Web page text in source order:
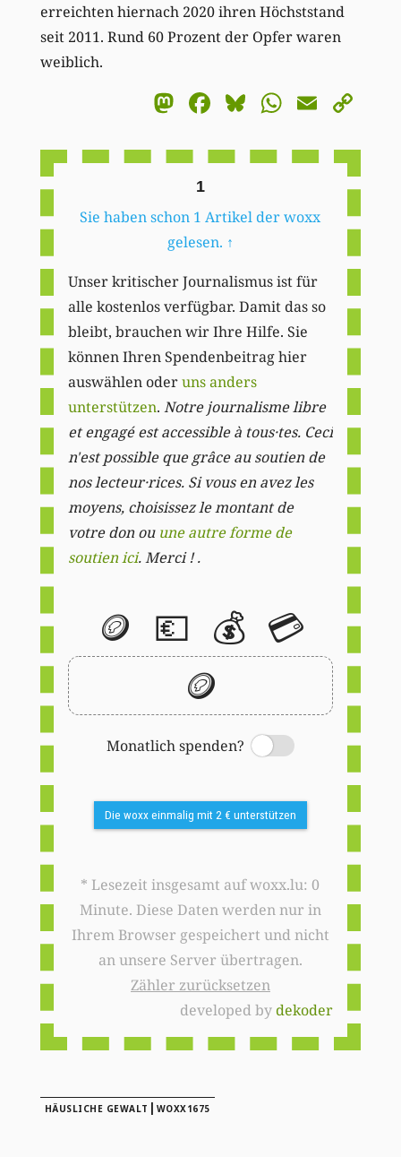
erreichten hiernach 2020 ihren Höchststand
seit 2011. Rund 60 Prozent der Opfer waren
weiblich.
Mastodon
Facebook
BlueskyEmail
1
Sie haben schon 1 Artikel der woxx
gelesen. ↑
Unser kritischer Journalismus ist für
alle kostenlos verfügbar. Damit das so
bleibt, brauchen wir Ihre Hilfe. Sie
können Ihren Spendenbeitrag hier
auswählen oderuns anders
unterstützen. Notre journalisme libre
et engagé est accessible à tous·tes. Ceci
n'est possible que grâce au soutien de
nos lecteur·rices. Si vous en avez les
moyens, choisissez le montant de
votre don ou une autre forme de
soutien ici. Merci ! .
🪙 💶 💰 💳
🪙
Monatlich spenden?
Switch
Die woxx einmalig mit 2 € unterstützen
* Lesezeit insgesamt auf woxx.lu: 0
Minute. Diese Daten werden nur in
Ihrem Browser gespeichert und nicht
an unsere Server übertragen.
Zähler zurücksetzen
developed bydekoder
HÄUSLICHE GEWALT | WOXX1675